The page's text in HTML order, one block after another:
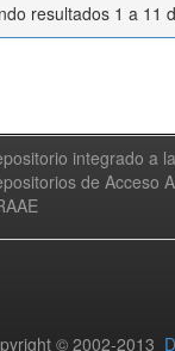
resultados 1 a 11
integrado a
de Acceso
© 2002-2013